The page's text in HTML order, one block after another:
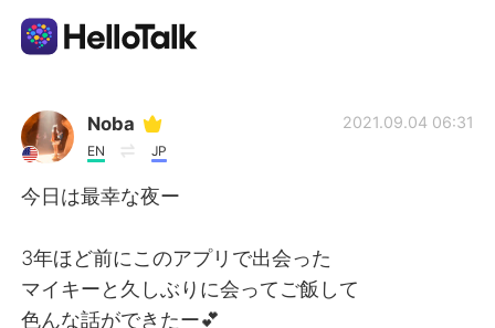
Appli d'échange linguistique
Noba
EN JP
2021.09.04 06:31
今日は最幸な夜ー
3年ほど前にこのアプリで出会った
マイキーと久しぶりに会ってご飯して
色んな話ができたー💕